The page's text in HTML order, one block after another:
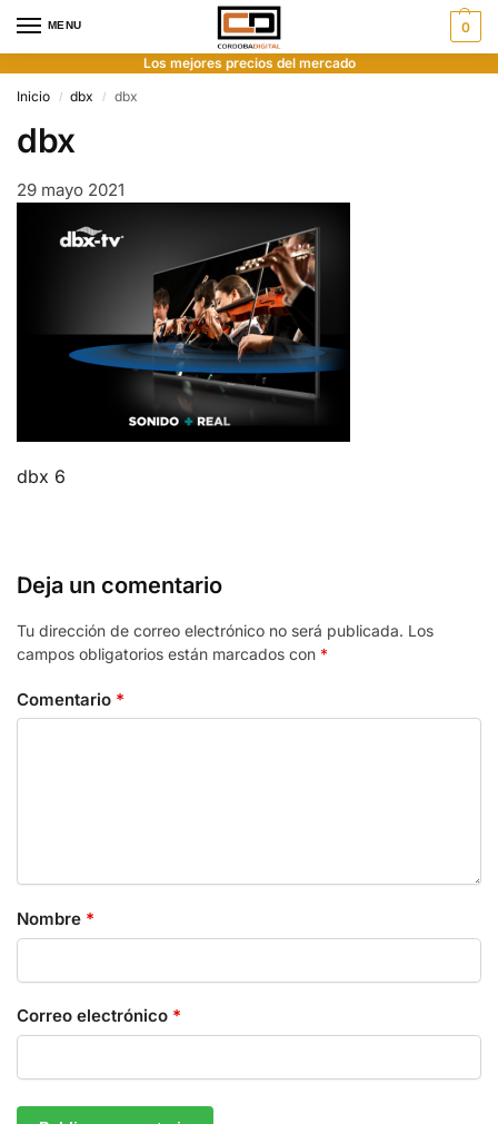
MENU 0
Los mejores precios del mercado
Inicio
/ dbx / dbx
dbx
29 mayo 2021
dbx 6
Deja un comentario
Tu dirección de correo electrónico no será publicada. Los
campos obligatorios están marcados con *
Comentario *
Nombre *
Correo electrónico *